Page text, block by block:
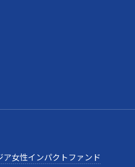
ア女性インパクトファンド